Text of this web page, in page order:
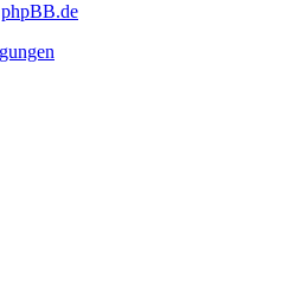
phpBB.de